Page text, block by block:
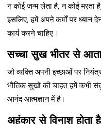
न कोई जन्म लेता है, न कोई मरता
इसलिए, हमें अपने कर्मों पर ध्यान
कार्य करने चाहिए।
सच्चा सुख भीतर से
जो व्यक्ति अपनी इच्छाओं पर
भौतिक सुखों की चाहत हमें कभी
आनंद आत्मज्ञान में है।
अहंकार से विनाश होता है